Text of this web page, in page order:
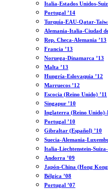
Italia-Estados Unidos-
Portugal ’14
Turquía-EAU-Qatar-
Alemania-Italia-Ciudad
Rep. Checa-Alemania ’13
Francia ’13
Noruega-Dinamarca ’13
Malta ’13
Hungría-Eslovaquia ’12
Marruecos ’12
Escocia (Reino Unido) ’11
Singapur ’10
Inglaterra (Reino Unido)-
Portugal ’10
Gibraltar (Español) ’10
Suecia-Alemania-
Italia-Liechtenstein-
Andorra ’09
Japón-China (Hong
Bélgica ’08
Portugal ’07